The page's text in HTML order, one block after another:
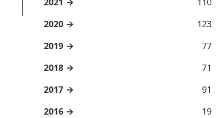
2020
123
2019
77
2018
71
2017
91
2016
19